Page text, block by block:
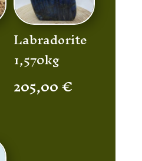
Labradorite
1,570kg
205,00€